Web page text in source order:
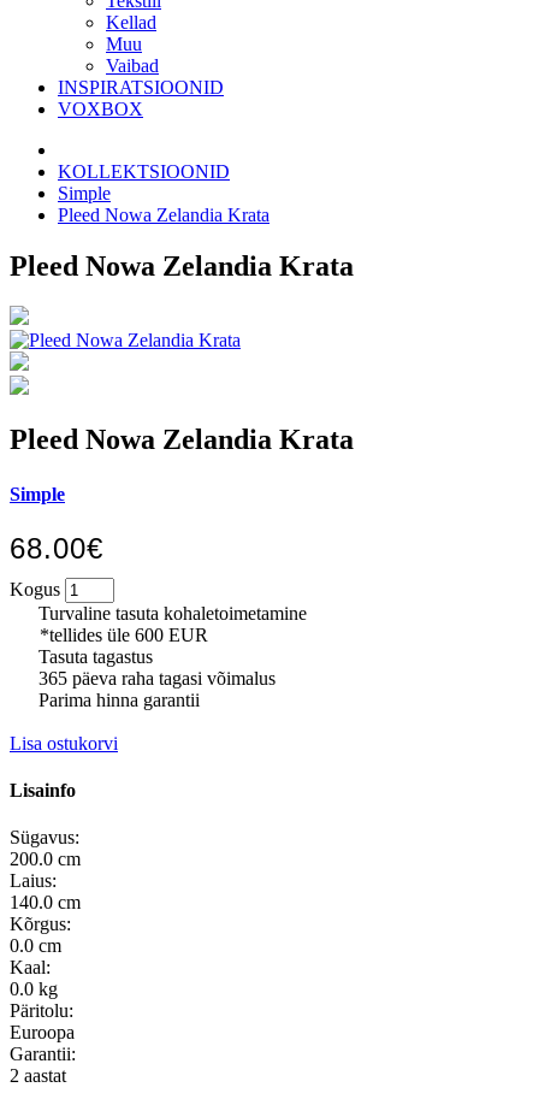
Kellad
Muu
Vaibad
INSPIRATSIOONID
VOXBOX
KOLLEKTSIOONID
Simple
Pleed Nowa Zelandia Krata
Pleed Nowa Zelandia Krata
Pleed Nowa Zelandia Krata
Simple
68.00€
Kogus
Turvaline tasuta kohaletoimetamine
*tellides üle 600 EUR
Tasuta tagastus
365 päeva raha tagasi võimalus
Parima hinna garantii
Lisa ostukorvi
Lisainfo
Sügavus:
200.0 cm
Laius:
140.0 cm
Kõrgus:
0.0 cm
Kaal:
0.0 kg
Päritolu:
Euroopa
Garantii:
2 aastat